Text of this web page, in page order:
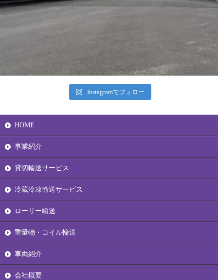
Instagramでフォロー
HOME
事業紹介
貸切輸送サービス
冷蔵冷凍輸送サービス
ローリー輸送
重量物・コイル輸送
車両紹介
会社概要